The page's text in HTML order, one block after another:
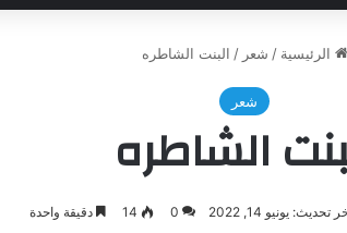
الرئيسية / شعر / البنت الشاطره
شعر
الشاطره
تحديث: يونيو 14, 2022 0
14 دقيقة واحدة